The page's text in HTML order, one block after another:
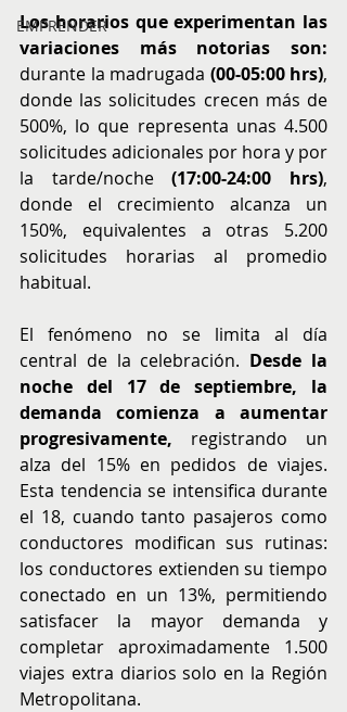
EMPRENDER
Los horarios que experimentan las
durante la madrugada (00-05:00 hrs),
donde las solicitudes crecen más de
500%, lo que representa unas 4.500
solicitudes adicionales por hora y por
la tarde/noche (17:00-24:00 hrs),
donde el crecimiento alcanza un
150%, equivalentes a otras 5.200
solicitudes horarias al promedio
habitual.
El fenómeno no se limita al día
central de la celebración. Desde la
noche del 17 de septiembre, la
demanda comienza a aumentar
progresivamente, registrando un
alza del 15% en pedidos de viajes.
Esta tendencia se intensifica durante
el 18, cuando tanto pasajeros como
conductores modifican sus rutinas:
los conductores extienden su tiempo
conectado en un 13%, permitiendo
satisfacer la mayor demanda y
completar aproximadamente 1.500
viajes extra diarios solo en la Región
Metropolitana.